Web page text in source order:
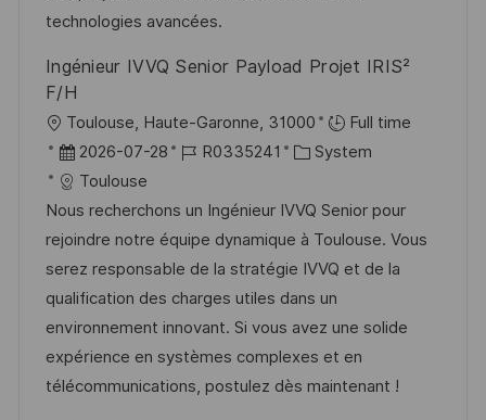
i
c
h
u
n
g
r
e
f
f
n
c
technologies avancées.
Ingénieur IVVQ Senior Payload Projet IRIS²
F/H
O
r
t
Toulouse, Haute-Garonne, 31000
Full time
D
a
t
u
m
d
e
r
V
2026-07-28
J
b
-
I
D
R0335241
K
t
e
g
o
r
i
e
System
Toulouse
Nous recherchons un Ingénieur IVVQ Senior pour
rejoindre notre équipe dynamique à Toulouse. Vous
serez responsable de la stratégie IVVQ et de la
qualification des charges utiles dans un
environnement innovant. Si vous avez une solide
expérience en systèmes complexes et en
télécommunications, postulez dès maintenant !